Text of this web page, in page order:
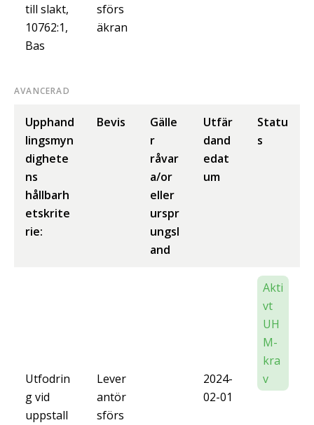
till slakt,
10762:1,
Bas
sförs
äkran
AVANCERAD
Upphand
lingsmyn
dighete
ns
hållbarh
etskrite
rie:
Bevis
Gälle
r
råvar
a/or
eller
urspr
ungsl
and
Utfär
dand
edat
um
Statu
s
Utfodrin
g vid
uppstall
Lever
antör
sförs
2024-
02-01
Akti
vt
UH
M-
kra
v